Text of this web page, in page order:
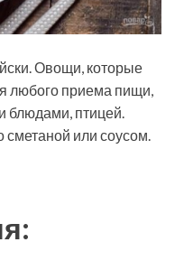
Овощи, которые
любого приема пищи,
блюдами, птицей.
сметаной или соусом.